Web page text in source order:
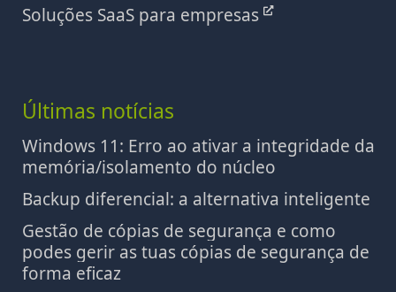
Soluções SaaS para empresas
Últimas notícias
Windows 11: Erro ao ativar a integridade da
memória/isolamento do núcleo
Backup diferencial: a alternativa inteligente
Gestão de cópias de segurança e como
podes gerir as tuas cópias de segurança de
forma eficaz